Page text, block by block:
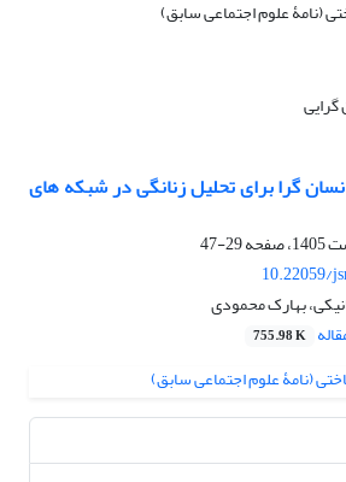
گرایی
گرا برای تحلیل زنانگی در شبکه های
29-47
10.22059/
بهارک محمودی
755.98 K